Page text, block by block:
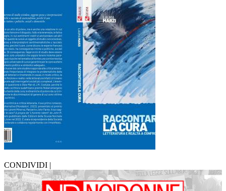
CONDIVIDI |